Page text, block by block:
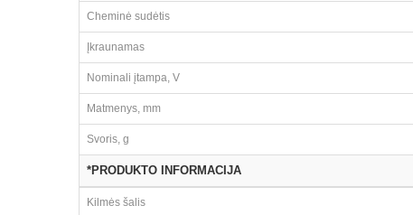
Cheminė sudėtis
Įkraunamas
Nominali įtampa, V
Matmenys, mm
Svoris, g
*PRODUKTO INFORMACIJA
Kilmės šalis